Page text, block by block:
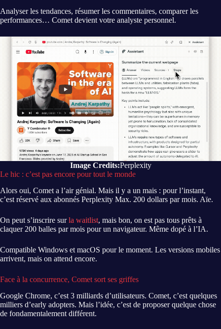
Analyser les tendances, résumer les commentaires, comparer les
performances… Comet devient votre analyste personnel.
Image Credits:Perplexity
Le hic : c’est pas encore pour tout le monde
Alors oui, Comet a l’air génial. Mais il y a un mais : pour l’instant,
c’est réservé aux abonnés Perplexity Max. 200 dollars par mois. Aïe.
On peut s’inscrire surla waitlist, mais bon, on est pas tous prêts à
claquer 200 balles par mois pour un navigateur. Même dopé à l’IA.
Compatible Windows et macOS pour le moment. Les versions mobiles
arrivent, mais on attend encore.
Face à la concurrence, Comet sort ses griffes
Google Chrome, c’est 3 milliards d’utilisateurs. Comet, c’est quelques
milliers d’early adopters. Mais l’idée, c’est de proposer quelque chose
de fondamentalement différent.